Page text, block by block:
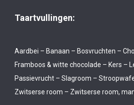
Taartvullingen:
Aardbei – Banaan – Bosvruchten –
Framboos & witte chocolade – Kers –
Passievrucht – Slagroom –
Zwitserse room – Zwitserse room,